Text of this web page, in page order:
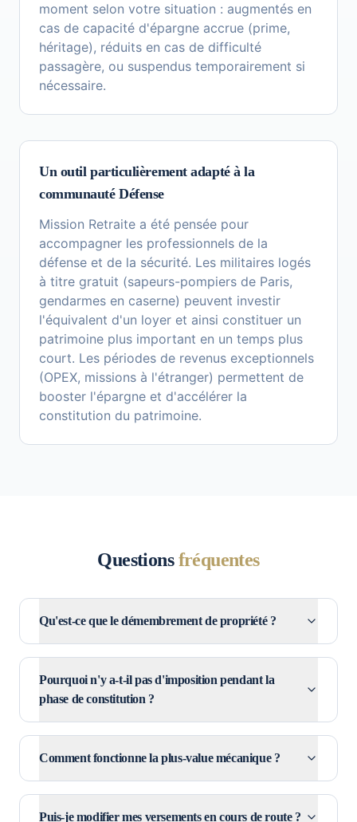
moment selon votre situation : augmentés en
cas de capacité d'épargne accrue (prime,
héritage), réduits en cas de difficulté
passagère, ou suspendus temporairement si
nécessaire.
Un outil particulièrement adapté à la
communauté Défense
Mission Retraite a été pensée pour
accompagner les professionnels de la
défense et de la sécurité. Les militaires logés
à titre gratuit (sapeurs-pompiers de Paris,
gendarmes en caserne) peuvent investir
l'équivalent d'un loyer et ainsi constituer un
patrimoine plus important en un temps plus
court. Les périodes de revenus exceptionnels
(OPEX, missions à l'étranger) permettent de
booster l'épargne et d'accélérer la
constitution du patrimoine.
Questionsfréquentes
Qu'est-ce que le démembrement de propriété ?
Pourquoi n'y a-t-il pas d'imposition pendant la
phase de constitution ?
Comment fonctionne la plus-value mécanique ?
Puis-je modifier mes versements en cours de route ?